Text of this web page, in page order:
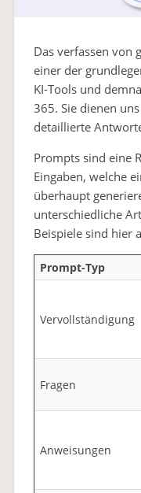
Das verfassen von
einer der
KI-Tools und
365. Sie dienen
detaillierte
Prompts sind eine
Eingaben, welche
überhaupt
unterschiedliche
Beispiele sind hier
Prompt-Typ
Vervollständigung
Fragen
Anweisungen